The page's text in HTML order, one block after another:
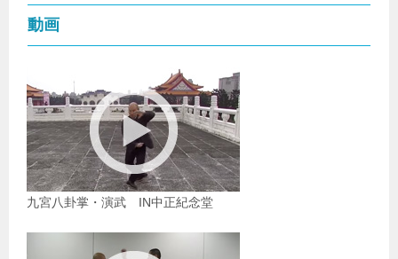
動画
九宮八卦掌・演武 IN中正紀念堂